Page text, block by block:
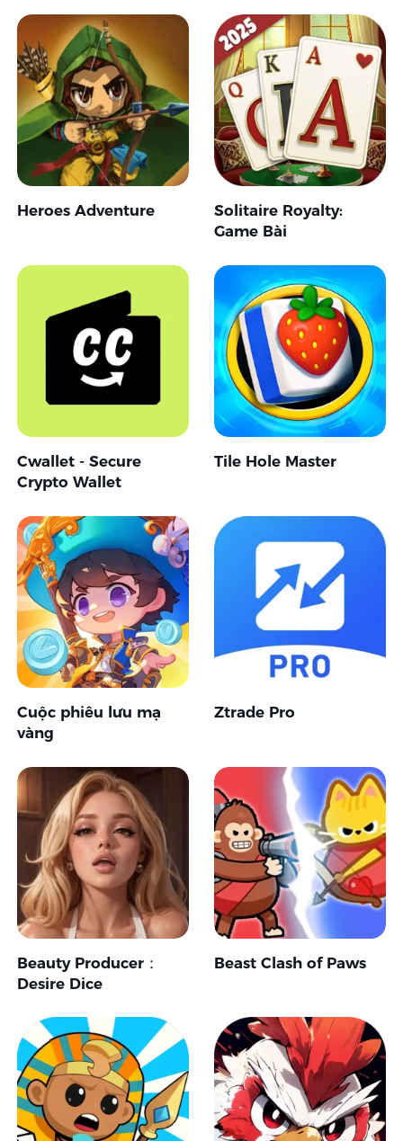
Heroes Adventure
Solitaire Royalty:
Game Bài
Cwallet - Secure
Crypto Wallet
Tile Hole Master
Cuộc phiêu lưu mạ
vàng
Ztrade Pro
Beauty Producer：
Desire Dice
Beast Clash of Paws